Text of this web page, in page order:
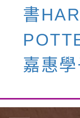
書
嘉惠